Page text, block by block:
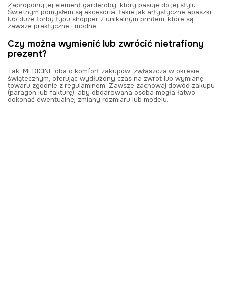
Zaproponuj jej element garderoby, który pasuje do jej stylu.
Świetnym pomysłem są akcesoria, takie jak artystyczne apaszki
lub duże torby typu shopper z unikalnym printem, które są
zawsze praktyczne i modne.
Czy można wymienić lub zwrócić nietrafiony
prezent?
Tak, MEDICINE dba o komfort zakupów, zwłaszcza w okresie
świątecznym, oferując wydłużony czas na zwrot lub wymianę
towaru zgodnie z regulaminem. Zawsze zachowaj dowód zakupu
(paragon lub fakturę), aby obdarowana osoba mogła łatwo
dokonać ewentualnej zmiany rozmiaru lub modelu.